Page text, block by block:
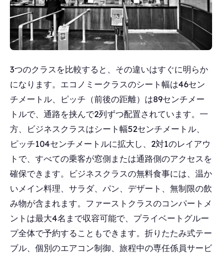
3つのクラスを比較すると、その違いはすぐに明らか
になります。エコノミークラスのシート幅は46セン
チメートル、ピッチ（前後の距離）は89センチメー
トルで、通路を挟んで2列ずつ配置されています。一
方、ビジネスクラスはシート幅52センチメートル、
ピッチ104センチメートルに拡大し、2対1のレイアウ
トで、すべての乗客が窓側または通路側のアクセスを
確保できます。ビジネスクラスの無料食事には、温か
いメイン料理、サラダ、パン、デザート、無制限の飲
み物が含まれます。ファーストクラスのコンパートメ
ントは最大4名まで収容可能で、プライベートグルー
プ全体で予約することもできます。折りたたみ式テー
ブル、個別のエアコン制御、旅程中の専任係員サービ